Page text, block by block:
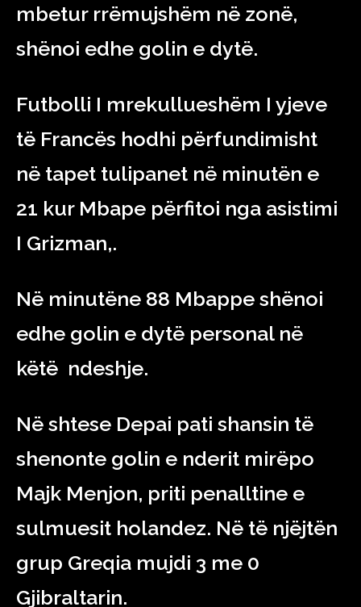
mbetur rrëmujshëm në zonë,
shënoi edhe golin e dytë.
Futbolli I mrekullueshëm I yjeve
të Francës hodhi përfundimisht
në tapet tulipanet në minutën e
21 kur Mbape përfitoi nga asistimi
I Grizman,.
Në minutëne 88 Mbappe shënoi
edhe golin e dytë personal në
këtë ndeshje.
Në shtese Depai pati shansin të
shenonte golin e nderit mirëpo
Majk Menjon, priti penalltine e
sulmuesit holandez. Në të njëjtën
grup Greqia mujdi 3 me 0
Gjibraltarin.